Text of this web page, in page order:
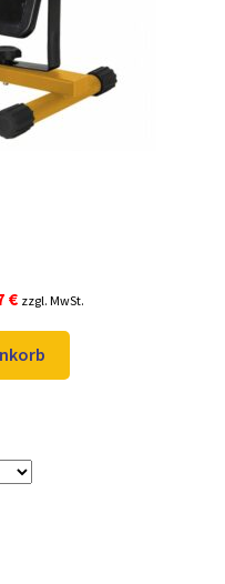
€Aktueller
ist:
49,97 €.
zzgl. MwSt.